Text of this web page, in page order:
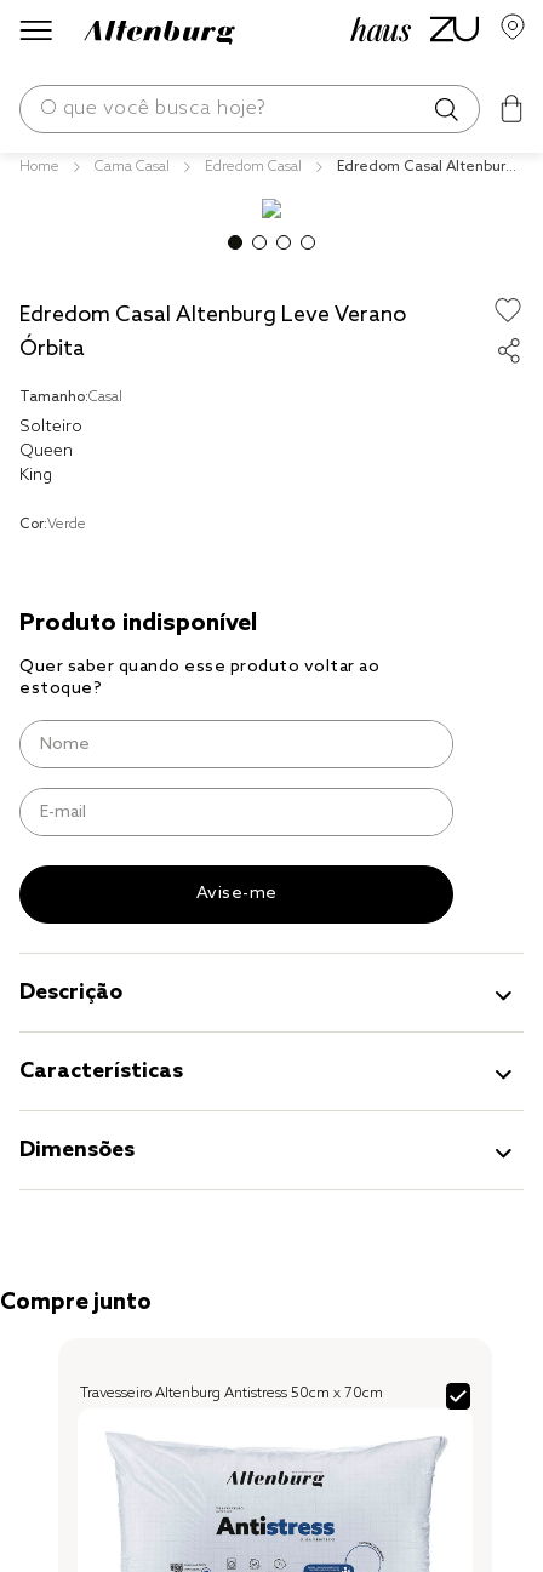
O que você busca hoje?
Cama Casal Edredom Casal
Edredom Casal Altenburg
Edredom Casal Altenburg Leve Verano
Órbita
Tamanho:Casal
Solteiro
Queen
King
Cor:Verde
Descrição
Características
Dimensões
Compre junto
Travesseiro Altenburg Antistress 50cm x 70cm
fronha
jogos cama
travesseiro
solteiro king
cobre leito
tencel
jogo cama casal